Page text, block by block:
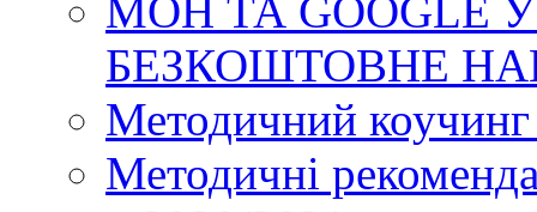
МОН ТА GOOGLE
БЕЗКОШТОВНЕ
Методичний
Методичні